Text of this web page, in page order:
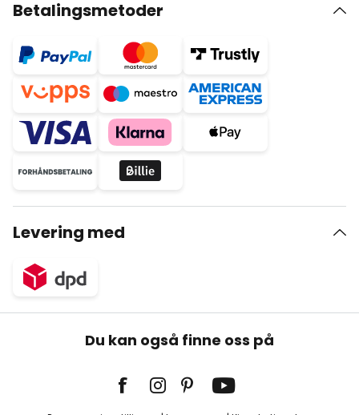
Betalingsmetoder
Levering med
Du kan også finne oss på